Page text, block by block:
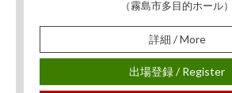
（霧島市多目的ホール）
詳細 / More
出場登録 / Register